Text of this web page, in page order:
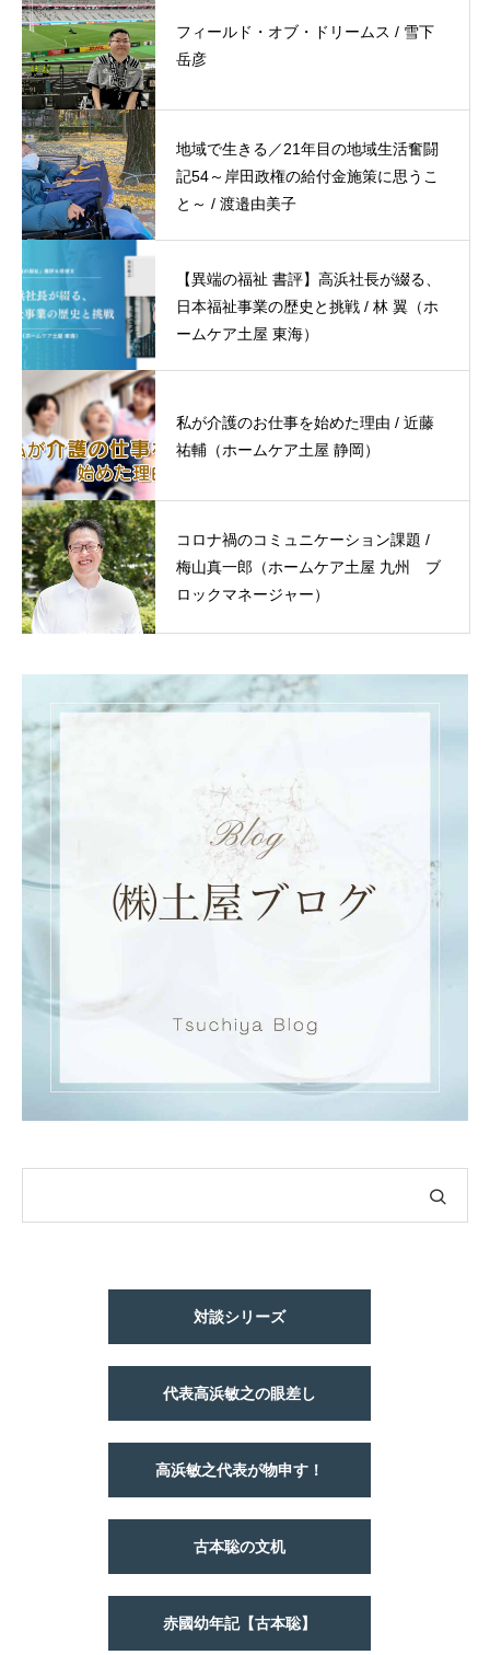
フィールド・オブ・ドリームス / 雪下
岳彦
地域で生きる／21年目の地域生活奮闘
記54～岸田政権の給付金施策に思うこ
と～ / 渡邉由美子
【異端の福祉 書評】高浜社長が綴る、
日本福祉事業の歴史と挑戦 / 林 翼（ホ
ームケア土屋 東海）
私が介護のお仕事を始めた理由 / 近藤
祐輔（ホームケア土屋 静岡）
コロナ禍のコミュニケーション課題 /
梅山真一郎（ホームケア土屋 九州 ブ
ロックマネージャー）
対談シリーズ
代表高浜敏之の眼差し
高浜敏之代表が物申す！
古本聡の文机
赤國幼年記【古本聡】